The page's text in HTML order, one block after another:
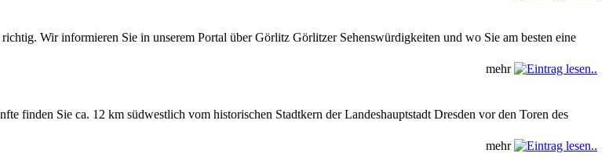
Wir informieren Sie in unserem Portal über Görlitz Görlitzer Sehenswürdigkeiten und wo Sie am besten eine
mehr
finden Sie ca. 12 km südwestlich vom historischen Stadtkern der Landeshauptstadt Dresden vor den Toren des
mehr